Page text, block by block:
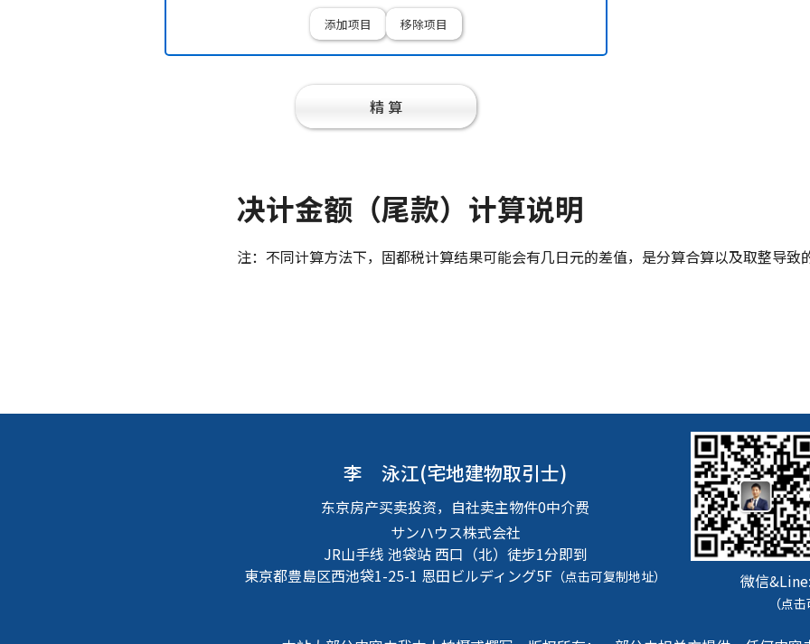
添加项目 移除项目
精 算
决计金额（尾款）计算说明
注：不同计算方法下，固都税计算结果可能会有几日元的差值，是分算合算以及取整导致
李 泳江(宅地建物取引士)
东京房产买卖投资，自社卖主物件0中介费
サンハウス株式会社
JR山手线 池袋站 西口（北）徒步1分即到
東京都豊島区西池袋1-25-1 恩田ビルディング5F （点击可复制地址） 微信
（点